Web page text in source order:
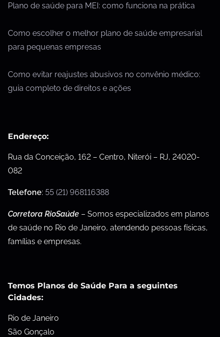
Plano de saúde para MEI: como funciona na prática
Como escolher o melhor plano de saúde empresarial
para pequenas empresas
Como evitar reajustes abusivos no convênio médico:
guia completo de direitos e ações
Endereço:
Rua da Conceição, 162 – Centro, Niterói – RJ, 24020-
082
Telefone: 55 (21) 968116388
Corretora RioSaúde – Somos especializados em planos
de saúde no Rio de Janeiro, atendendo pessoas físicas,
famílias e empresas.
Temos Planos de Saúde Para a seguintes
Cidades:
Rio de Janeiro
São Gonçalo